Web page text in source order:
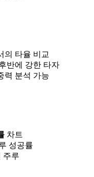
의 타율 비교
반에 강한 타자
력 분석 가능
차트
성공률
주루